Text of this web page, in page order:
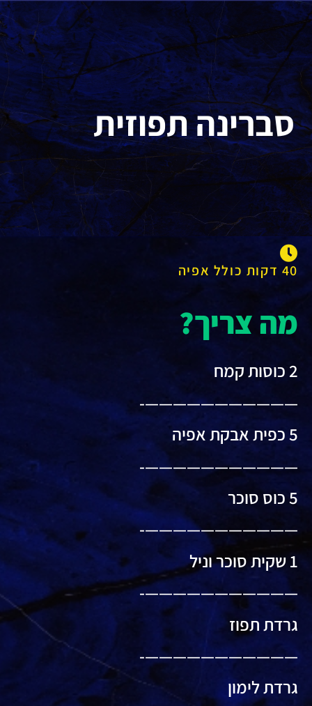
סברינה תפוזית
40 דקות כולל אפיה
מה צריך?
2 כוסות קמח
———————————-
5 כפית אבקת אפיה
———————————-
5 כוס סוכר
———————————-
1 שקית סוכר וניל
———————————-
גרדת תפוז
———————————-
גרדת לימון